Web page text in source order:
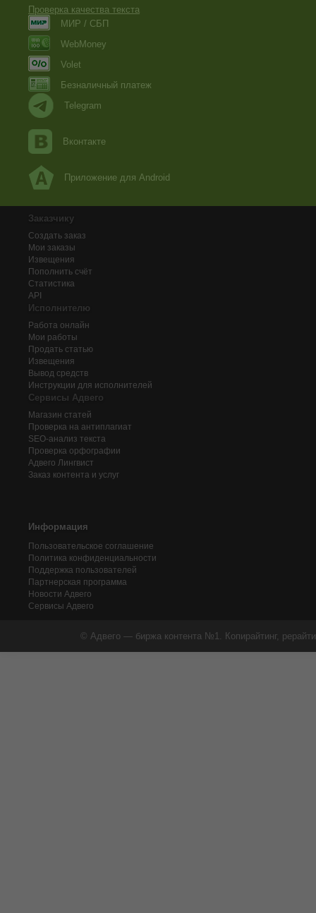
Проверка качества текста
МИР / СБП
WebMoney
Volet
Безналичный платеж
Telegram
Вконтакте
Приложение для Android
Заказчику
Создать заказ
Мои заказы
Извещения
Пополнить счёт
Статистика
API
Исполнителю
Работа онлайн
Мои работы
Продать статью
Извещения
Вывод средств
Инструкции для исполнителей
Сервисы Адвего
Магазин статей
Проверка на антиплагиат
SEO-анализ текста
Проверка орфографии
Адвего Лингвист
Заказ контента и услуг
Информация
Пользовательское соглашение
Политика конфиденциальности
Поддержка пользователей
Партнерская программа
Новости Адвего
Сервисы Адвего
© Адвего — биржа контента №1. Копирайтинг,